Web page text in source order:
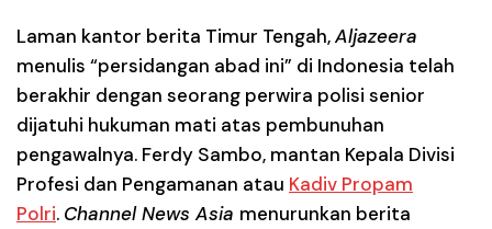
Laman kantor berita Timur Tengah,Aljazeera
menulis “persidangan abad ini” di Indonesia telah
berakhir dengan seorang perwira polisi senior
dijatuhi hukuman mati atas pembunuhan
pengawalnya. Ferdy Sambo, mantan Kepala Divisi
Profesi dan Pengamanan atau Kadiv Propam
Polri. Channel News Asia menurunkan berita